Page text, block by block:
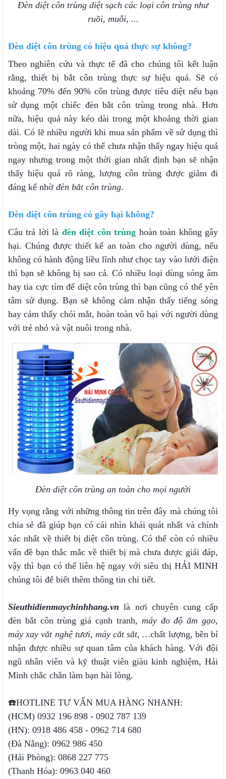
Đèn diệt côn trùng diệt sạch các loại côn trùng như
ruồi, muỗi, ...
Đèn diệt côn trùng có hiệu quả thực sự không?
Theo nghiên cứu và thực tế đã cho chúng tôi kết luận
rằng, thiết bị bắt côn trùng thực sự hiệu quả. Sẽ có
khoảng 70% đến 90% côn trùng được tiêu diệt nếu bạn
sử dụng một chiếc đèn bắt côn trùng trong nhà. Hơn
nữa, hiệu quả này kéo dài trong một khoảng thời gian
dài. Có lẽ nhiều người khi mua sản phẩm về sử dụng thì
tròng một, hai ngày có thể chưa nhận thấy ngay hiệu quả
ngay nhưng trong một thời gian nhất định bạn sẽ nhận
thấy hiệu quả rõ ràng, lượng côn trùng được giảm đi
đáng kể nhờ đèn bắt côn trùng.
Đèn diệt côn trùng có gây hại không?
Câu trả lời là đèn diệt côn trùng hoàn toàn không gây
hại. Chúng được thiết kế an toàn cho người dùng, nếu
không có hành động liều lĩnh như chọc tay vào lưới điện
thì bạn sẽ không bị sao cả. Có nhiều loại dùng sóng âm
hay tia cực tím để diệt côn trùng thì bạn cũng có thể yên
tâm sử dụng. Bạn sẽ không cảm nhận thấy tiếng sóng
hay cảm thấy chói mắt, hoàn toàn vô hại với người dùng
với trẻ nhỏ và vật nuôi trong nhà.
Đèn diệt côn trùng an toàn cho mọi người
Hy vọng rằng với những thông tin trên đây mà chúng tôi
chia sẻ đã giúp bạn có cái nhìn khái quát nhất và chính
xác nhất về thiết bị diệt côn trùng. Có thể còn có nhiều
vấn đề bạn thắc mắc về thiết bị mà chưa được giải đáp,
vậy thì bạn có thể liên hệ ngay với siêu thị HẢI MINH
chúng tôi để biết thêm thông tin chi tiết.
Sieuthidienmaychinhhang.vn là nơi chuyên cung cấp
đèn bắt côn trùng giá cạnh tranh, máy đo độ ẩm gạo,
máy xay vắt nghệ tươi, máy cắt sắt, …chất lượng, bền bỉ
nhận được nhiều sự quan tâm của khách hàng. Với đội
ngũ nhân viên và kỹ thuật viên giàu kinh nghiệm, Hải
Minh chắc chắn làm bạn hài lòng.
☎️HOTLINE TƯ VẤN MUA HÀNG NHANH:
(HCM) 0932 196 898 - 0902 787 139
(HN): 0918 486 458 - 0962 714 680
(Đà Nẵng): 0962 986 450
(Hải Phòng): 0868 227 775
(Thanh Hóa): 0963 040 460